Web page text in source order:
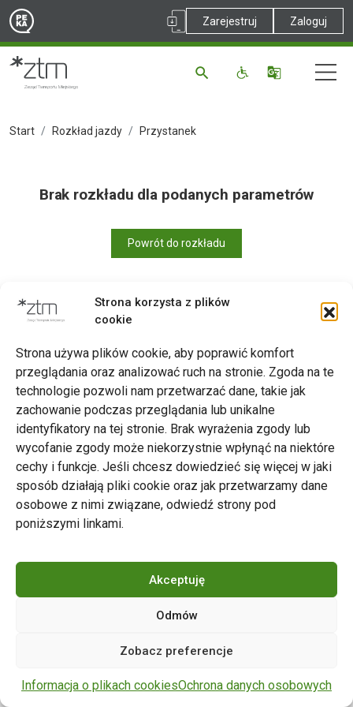
Strona korzysta z plików
cookie
Strona używa plików cookie, aby poprawić komfort
przeglądania oraz analizować ruch na stronie. Zgoda na te
technologie pozwoli nam przetwarzać dane, takie jak
zachowanie podczas przeglądania lub unikalne
identyfikatory na tej stronie. Brak wyrażenia zgody lub
wycofanie zgody może niekorzystnie wpłynąć na niektóre
cechy i funkcje. Jeśli chcesz dowiedzieć się więcej w jaki
sposób działają pliki cookie oraz jak przetwarzamy dane
osobowe z nimi związane, odwiedź strony pod
poniższymi linkami.
Akceptuję
Odmów
Zobacz preferencje
Informacja o plikach cookiesOchrona danych osobowych
Zarejestruj Zaloguj
Start Rozkład jazdy Przystanek
Brak rozkładu dla podanych parametrów
Powrót do rozkładu
Zarząd Transportu Miejskiego w Poznaniu
Napisz do nas
tel. 61 646 33 44
ul. Matejki 59, 60-770 Poznań
zastrzeżone.